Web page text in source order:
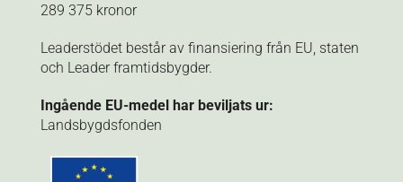
289 375 kronor
Leaderstödet består av finansiering från EU, staten
och Leader framtidsbygder.
Ingående EU-medel har beviljats ur:
Landsbygdsfonden